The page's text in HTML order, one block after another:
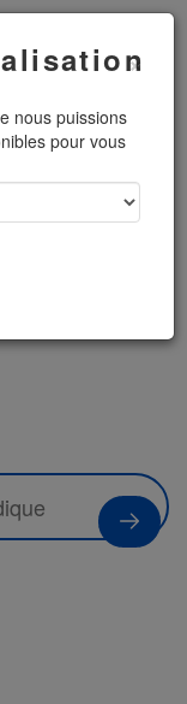
×
nous puissions
pour vous